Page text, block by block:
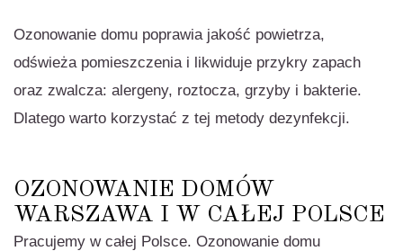
Ozonowanie domu poprawia jakość powietrza,
odświeża pomieszczenia i likwiduje przykry zapach
oraz zwalcza: alergeny, roztocza, grzyby i bakterie.
Dlatego warto korzystać z tej metody dezynfekcji.
OZONOWANIE DOMÓW
WARSZAWA I W CAŁEJ POLSCE
Pracujemy w całej Polsce. Ozonowanie domu